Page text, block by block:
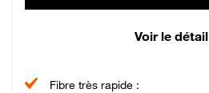
Voir le détail
Fibre très rapide :